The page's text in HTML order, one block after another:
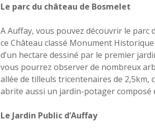
Le parc du château de Bosmelet
A Auffay, vous pouvez découvrir le parc
ce Château classé Monument
d’un hectare dessiné par le premier
vous pourrez observer de nombreux
allée de tilleuls tricentenaires de 2,5km,
abrite aussi un jardin-potager
Le Jardin Public d’Auffay